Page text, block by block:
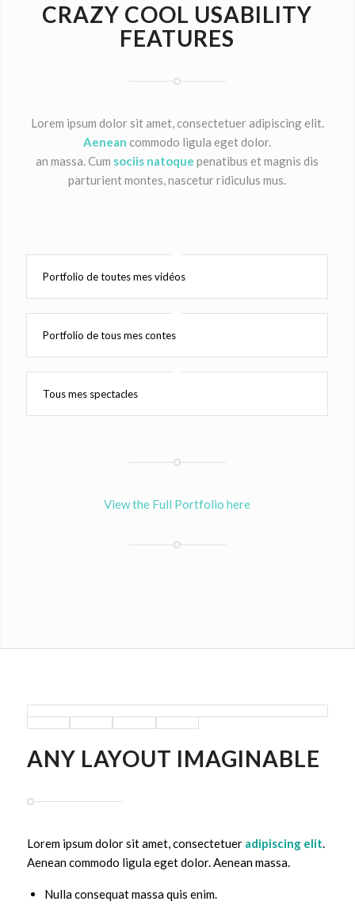
CRAZY COOL USABILITY
FEATURES
Lorem ipsum dolor sit amet, consectetuer adipiscing elit.
Aenean commodo ligula eget dolor.
an massa. Cum sociis natoque penatibus et magnis dis
parturient montes, nascetur ridiculus mus.
Portfolio de toutes mes vidéos
Portfolio de tous mes contes
Tous mes spectacles
View the Full Portfolio here
ANY LAYOUT IMAGINABLE
Lorem ipsum dolor sit amet, consectetuer adipiscing elit.
Aenean commodo ligula eget dolor. Aenean massa.
Nulla consequat massa quis enim.